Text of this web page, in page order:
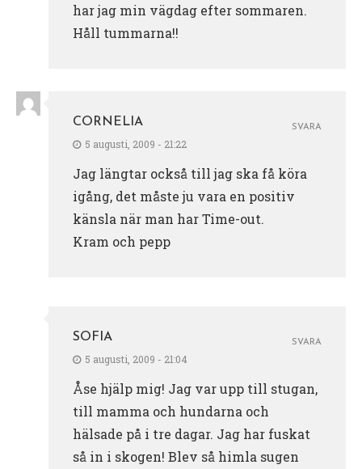
har jag min vägdag efter sommaren.
Håll tummarna!!
CORNELIA
5 augusti, 2009 - 21:22
Jag längtar också till jag ska få köra
igång, det måste ju vara en positiv
känsla när man har Time-out.
Kram och pepp
SVARA
SOFIA
5 augusti, 2009 - 21:04
Åse hjälp mig! Jag var upp till stugan,
till mamma och hundarna och
hälsade på i tre dagar. Jag har fuskat
så in i skogen! Blev så himla sugen
SVARA